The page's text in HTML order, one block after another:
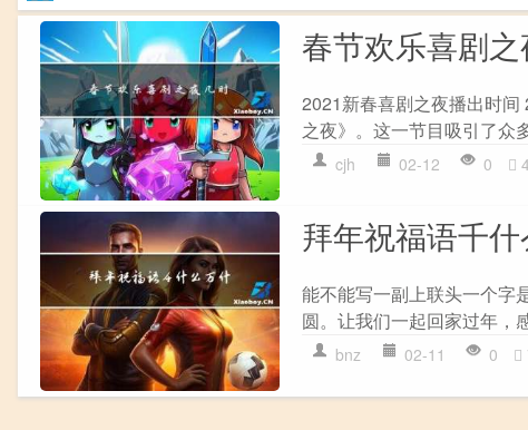
春节欢乐喜剧
2021新春喜剧之夜播出时
之夜》。这一节目吸引了众
cjh 02-12 0
拜年祝福语千
能不能写一副上联头一个字
圆。让我们一起回家过年，
bnz 02-11 0